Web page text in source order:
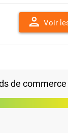
person Voir
de